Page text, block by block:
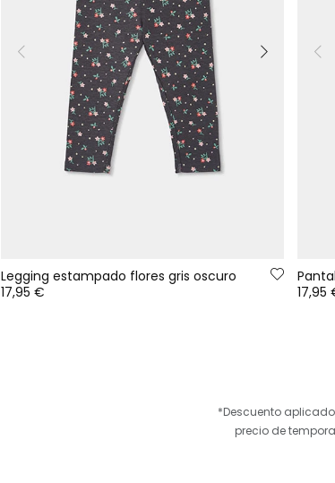
Legging estampado flores gris oscuro
17,95 €
17,95
*Descuento
precio de